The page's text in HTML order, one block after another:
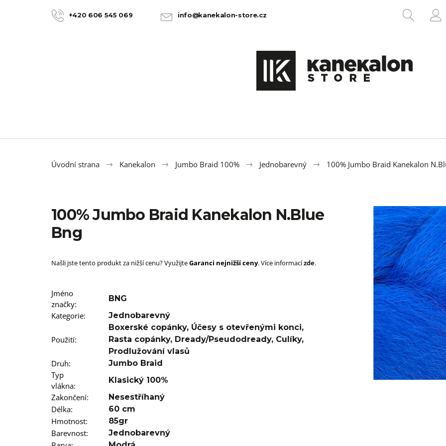
+420 606 545 069 info@kanekalon-store.cz
Úvodní strana Kanekalon Jumbo Braid 100% Jednobarevný 100% Jumbo Braid Kanekalon
100% Jumbo Braid Kanekalon N.Blue
Bng
Našli jste tento produkt za nižší cenu? VyužijteGaranci nejnižší ceny. Více informacízde.
Jméno
značky:
BNG
Kategorie: Jednobarevný
Použití:
Boxerské copánky, Účesy s otevřenými konci,
Rasta copánky, Dready/Pseudodready, Culíky,
Prodlužování vlasů
Druh: Jumbo Braid
Typ
vlákna:
Klasický 100%
Zakončení: Nesestříhaný
Délka: 60 cm
Hmotnost: 85gr
Barevnost: Jednobarevný
Co potřebujete najít?
100% JUMBO BRAID KANEKALON 22
SUPERBRAID
99 Kč
100% EZ KANEKALON 1
100% JUMBO
SUPERBRAID
99 Kč
Původně:149